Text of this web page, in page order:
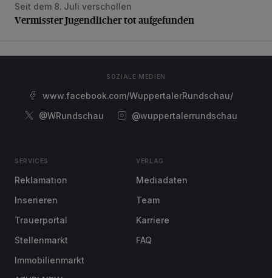
Vermisster Jugendlicher tot aufgefunden
Seit dem 8. Juli verschollen
Vermisster Jugendlicher tot aufgefunden
SOZIALE MEDIEN
www.facebook.com/WuppertalerRundschau/
@WRundschau
@wuppertalerrundschau
SERVICES
Reklamation
Inserieren
Trauerportal
Stellenmarkt
Immobilienmarkt
VERLAG
Mediadaten
Team
Karriere
FAQ